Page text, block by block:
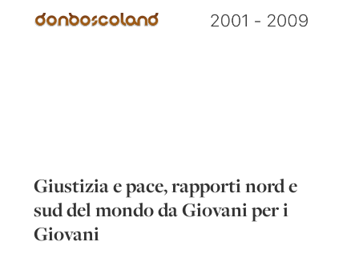
Giustizia e pace, rapporti nord e
sud del mondo da Giovani per i
Giovani